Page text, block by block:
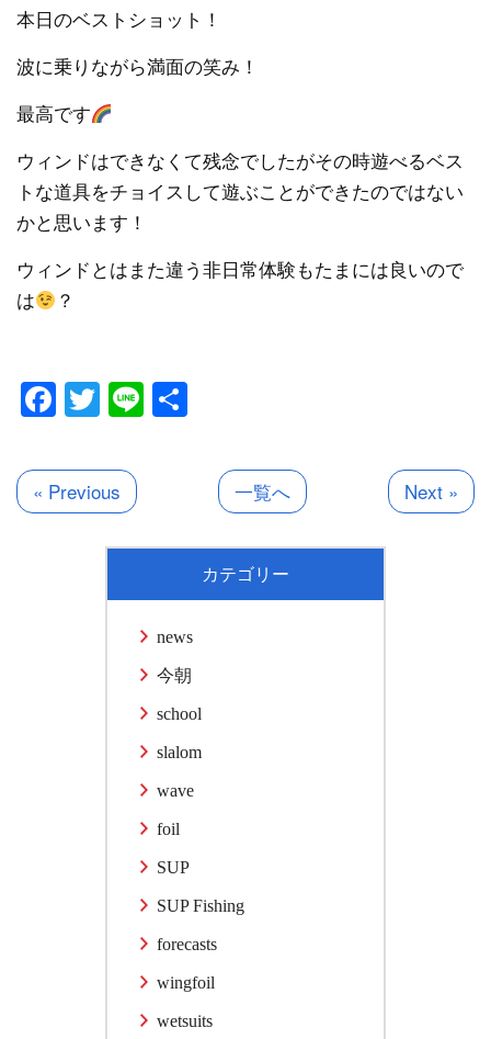
本日のベストショット！
波に乗りながら満面の笑み！
最高です
ウィンドはできなくて残念でしたがその時遊べるベス
トな道具をチョイスして遊ぶことができたのではない
かと思います！
ウィンドとはまた違う非日常体験もたまには良いので
は
？
Facebook
Twitter
Line
« Previous 一覧へ Next »
カテゴリー
news
今朝
school
slalom
wave
foil
SUP
SUP Fishing
forecasts
wingfoil
wetsuits